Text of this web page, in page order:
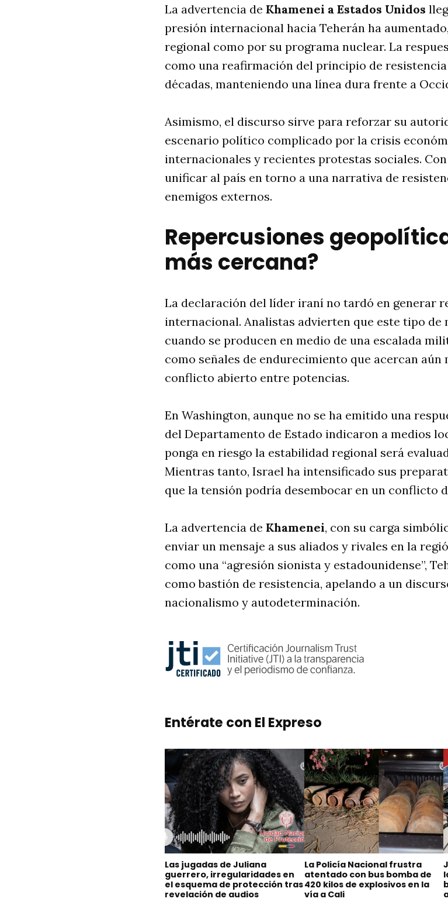
La advertencia de Khamenei a Estados Unidos
presión internacional hacia Teherán ha
regional como por su programa nuclear. La
como una reafirmación del principio de
décadas, manteniendo una línea dura frente a
Asimismo, el discurso sirve para reforzar su
escenario político complicado por la crisis
internacionales y recientes protestas sociales.
unificar al país en torno a una narrativa de
enemigos externos.
Repercusiones
más cercana?
La declaración del líder iraní no tardó en generar
internacional. Analistas advierten que este tipo de
cuando se producen en medio de una escalada
como señales de endurecimiento que acercan aún
conflicto abierto entre potencias.
En Washington, aunque no se ha emitido una
del Departamento de Estado indicaron a medios
ponga en riesgo la estabilidad regional será
Mientras tanto, Israel ha intensificado sus
que la tensión podría desembocar en un conflicto
La advertencia de Khamenei, con su carga
enviar un mensaje a sus aliados y rivales en la
como una “agresión sionista y estadounidense”,
como bastión de resistencia, apelando a un
nacionalismo y autodeterminación.
Entérate con El Expreso
Las jugadas de Juliana
guerrero, irregularidades en
el esquema de protección tras
revelación de audios
La Policía Nacional frustra
atentado con bus bomba de
420 kilos de explosivos en la
vía a Cali